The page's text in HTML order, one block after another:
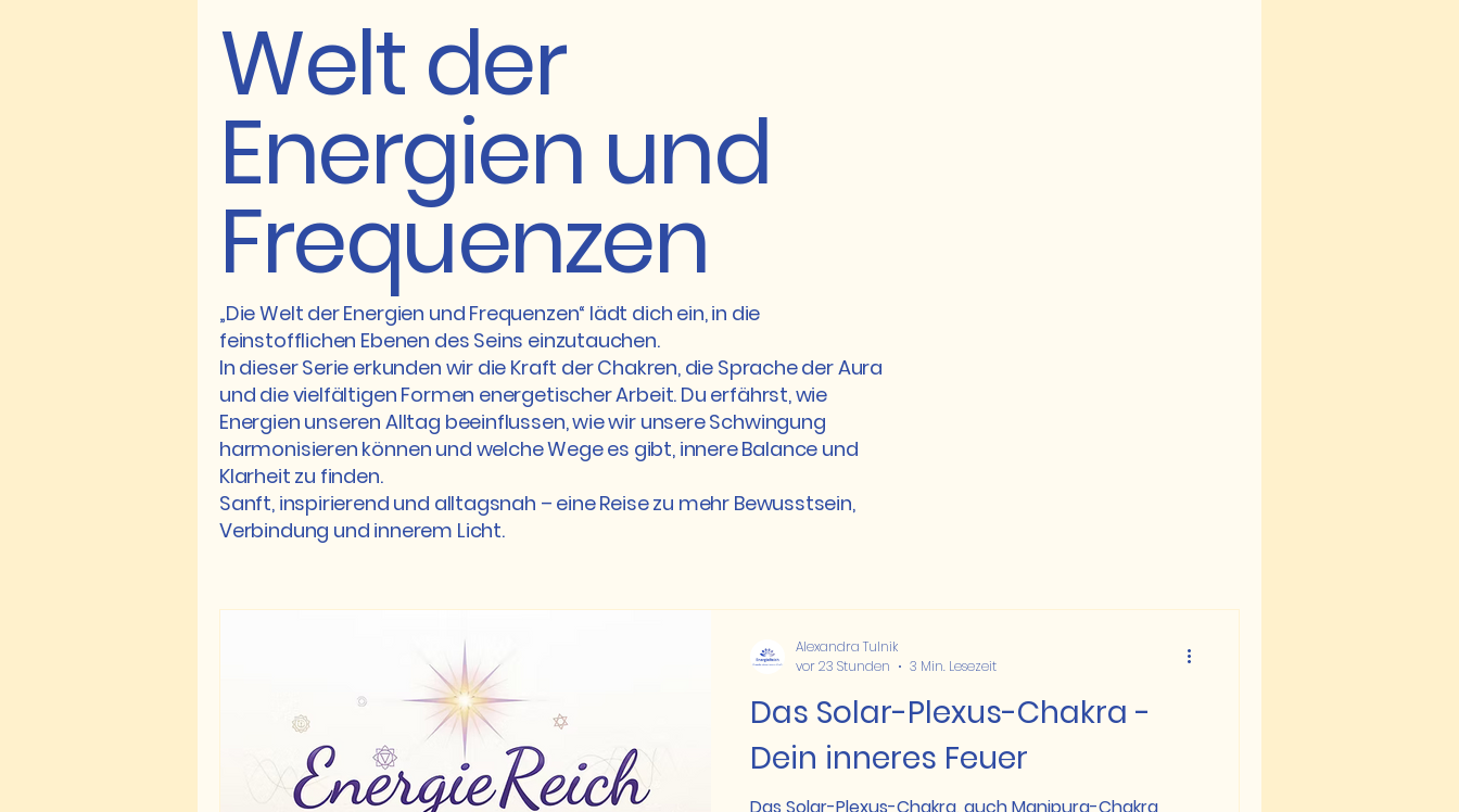
Welt der
Energien und
Frequenzen
„Die Welt der Energien und Frequenzen“ lädt dich ein, in die
feinstofflichen Ebenen des Seins einzutauchen.
In dieser Serie erkunden wir die Kraft der Chakren, die Sprache der Aura
und die vielfältigen Formen energetischer Arbeit. Du erfährst, wie
Energien unseren Alltag beeinflussen, wie wir unsere Schwingung
harmonisieren können und welche Wege es gibt, innere Balance und
Klarheit zu finden.
Sanft, inspirierend und alltagsnah – eine Reise zu mehr Bewusstsein,
Verbindung und innerem Licht.
Das Solar-Plexus-Chakra -
Dein inneres Feuer
Alexandra Tulnik
vor 23 Stunden
3 Min. Lesezeit